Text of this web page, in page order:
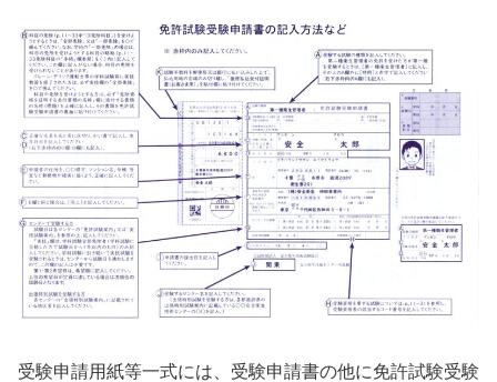
受験申請用紙等一式には、受験申請書の他に免許試験受験